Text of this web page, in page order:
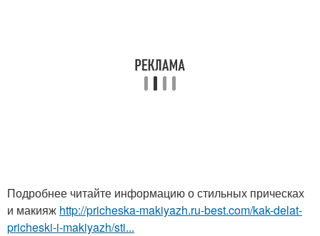
Подробнее читайте информацию о стильных прическах
и макияж http://pricheska-makiyazh.ru-best.com/kak-delat-
pricheski-i-makiyazh/sti...